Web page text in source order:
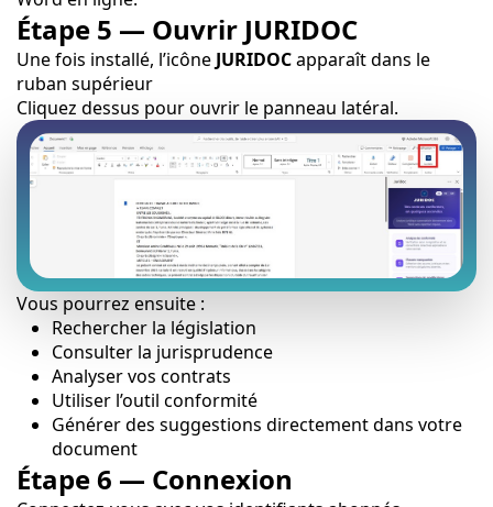
Étape 5 — Ouvrir JURIDOC
Une fois installé, l’icône JURIDOCapparaît dans le
ruban supérieur
Cliquez dessus pour ouvrir le panneau latéral.
Vous pourrez ensuite :
Rechercher la législation
Consulter la jurisprudence
Analyser vos contrats
Utiliser l’outil conformité
Générer des suggestions directement dans votre
document
Étape 6 — Connexion